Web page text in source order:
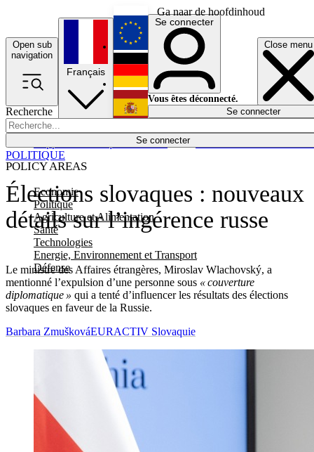
Ga naar de hoofdinhoud
Open sub
navigation
Close menu
Recherche
Se connecter
POLICY AREAS
Economie
Politique
Agriculture et Alimentation
Santé
Technologies
Energie, Environnement et Transport
Défense
Économie
Français
English
Deutsch
Español
Se connecter
Vous êtes déconnecté.
Se connecter
Élections slovaques : nouveaux
détails sur l’ingérence russe
Le ministre des Affaires étrangères, Miroslav Wlachovský, a
mentionné l’expulsion d’une personne sous « couverture
diplomatique » qui a tenté d’influencer les résultats des élections
slovaques en faveur de la Russie.
POLITIQUE
Barbara ZmuškováEURACTIV Slovaquie